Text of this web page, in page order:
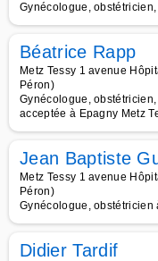
Gynécologue,
Béatrice Rapp
Metz Tessy 1 avenue
Péron)
Gynécologue,
acceptée à Epagny Metz
Jean Baptiste
Metz Tessy 1 avenue
Péron)
Gynécologue, obstétricien
Didier Tardif